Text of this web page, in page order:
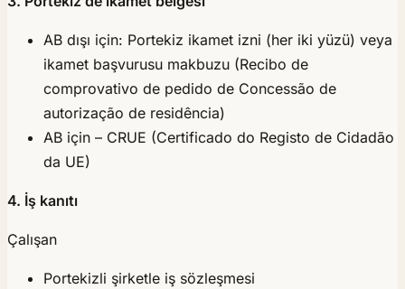
AB dışı için: Portekiz ikamet izni (her iki yüzü) veya
ikamet başvurusu makbuzu (Recibo de
comprovativo de pedido de Concessão de
autorização de residência)
AB için – CRUE (Certificado do Registo de Cidadão
da UE)
4. İş kanıtı
Çalışan
Portekizli şirketle iş sözleşmesi